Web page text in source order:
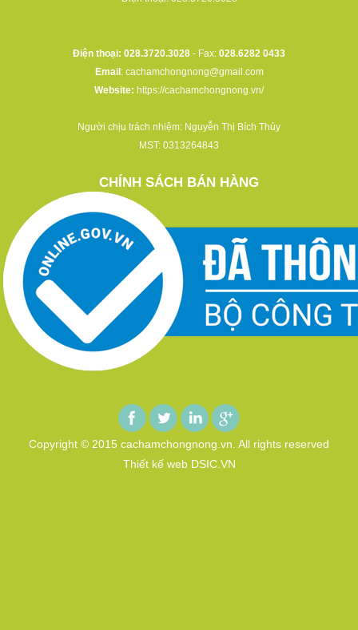
Điện thoại: 028.3720.3028 - Fax: 028.6282 0433
Email : cachamchongnong@gmail.com
Website: https://cachamchongnong.vn/
Người chịu trách nhiệm: Nguyễn Thị Bích Thủy
MST: 0313264843
CHÍNH SÁCH BÁN HÀNG
Copyright © 2015 cachamchongnong.vn. All rights reserved
Thiết kế web DSIC.VN